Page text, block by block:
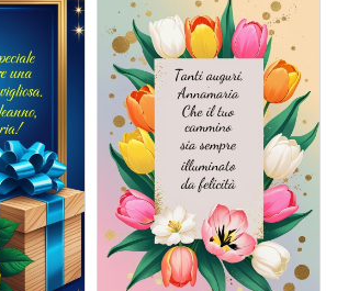
Accedi